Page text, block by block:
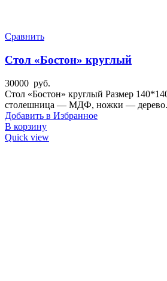
Сравнить
Стол «Бостон» круглый
30000 руб.
Стол «Бостон» круглый Размер
столешница — МДФ, ножки — дерево.
Добавить в Избранное
В корзину
Quick view